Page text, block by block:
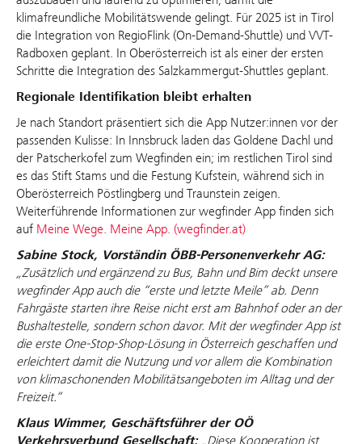
klimafreundliche Mobilitätswende gelingt. Für 2025 ist in Tirol
die Integration von RegioFlink (On-Demand-Shuttle) und VVT-
Radboxen geplant. In Oberösterreich ist als einer der ersten
Schritte die Integration des Salzkammergut-Shuttles geplant.
Regionale Identifikation bleibt erhalten
Je nach Standort präsentiert sich die App Nutzer:innen vor der
passenden Kulisse: In Innsbruck laden das Goldene Dachl und
der Patscherkofel zum Wegfinden ein; im restlichen Tirol sind
es das Stift Stams und die Festung Kufstein, während sich in
Oberösterreich Pöstlingberg und Traunstein zeigen.
Weiterführende Informationen zur wegfinder App finden sich
auf Meine Wege. Meine App. (wegfinder.at)
Sabine Stock, Vorständin ÖBB-Personenverkehr AG:
„Zusätzlich und ergänzend zu Bus, Bahn und Bim deckt unsere
wegfinder App auch die “erste und letzte Meile” ab. Denn
Fahrgäste starten ihre Reise nicht erst am Bahnhof oder an der
Bushaltestelle, sondern schon davor. Mit der wegfinder App ist
die erste One-Stop-Shop-Lösung in Österreich geschaffen und
erleichtert damit die Nutzung und vor allem die Kombination
von klimaschonenden Mobilitätsangeboten im Alltag und der
Freizeit.“
Klaus Wimmer, Geschäftsführer der OÖ
Verkehrsverbund Gesellschaft:„Diese Kooperation ist